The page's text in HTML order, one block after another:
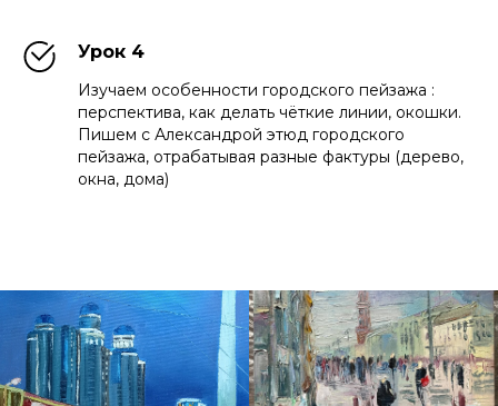
Урок 4
Изучаем особенности городского пейзажа :
перспектива, как делать чёткие линии, окошки.
Пишем с Александрой этюд городского
пейзажа, отрабатывая разные фактуры (дерево,
окна, дома)